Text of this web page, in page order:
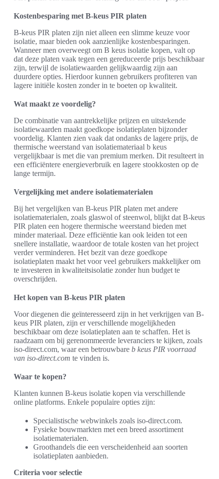
Kostenbesparing met B-keus PIR platen
B-keus PIR platen zijn niet alleen een slimme keuze voor
isolatie, maar bieden ook aanzienlijke kostenbesparingen.
Wanneer men overweegt om B keus isolatie kopen, valt op
dat deze platen vaak tegen een gereduceerde prijs beschikbaar
zijn, terwijl de isolatiewaarden gelijkwaardig zijn aan
duurdere opties. Hierdoor kunnen gebruikers profiteren van
lagere initiële kosten zonder in te boeten op kwaliteit.
Wat maakt ze voordelig?
De combinatie van aantrekkelijke prijzen en uitstekende
isolatiewaarden maakt goedkope isolatieplaten bijzonder
voordelig. Klanten zien vaak dat ondanks de lagere prijs, de
thermische weerstand van isolatiemateriaal b keus
vergelijkbaar is met die van premium merken. Dit resulteert in
een efficiëntere energieverbruik en lagere stookkosten op de
lange termijn.
Vergelijking met andere isolatiematerialen
Bij het vergelijken van B-keus PIR platen met andere
isolatiematerialen, zoals glaswol of steenwol, blijkt dat B-keus
PIR platen een hogere thermische weerstand bieden met
minder materiaal. Deze efficiëntie kan ook leiden tot een
snellere installatie, waardoor de totale kosten van het project
verder verminderen. Het bezit van deze goedkope
isolatieplaten maakt het voor veel gebruikers makkelijker om
te investeren in kwaliteitsisolatie zonder hun budget te
overschrijden.
Het kopen van B-keus PIR platen
Voor diegenen die geïnteresseerd zijn in het verkrijgen van B-
keus PIR platen, zijn er verschillende mogelijkheden
beschikbaar om deze isolatieplaten aan te schaffen. Het is
raadzaam om bij gerenommeerde leveranciers te kijken, zoals
iso-direct.com, waar een betrouwbare b keus PIR voorraad
van iso-direct.com te vinden is.
Waar te kopen?
Klanten kunnen B-keus isolatie kopen via verschillende
online platforms. Enkele populaire opties zijn:
Specialistische webwinkels zoals iso-direct.com.
Fysieke bouwmarkten met een breed assortiment
isolatiematerialen.
Groothandels die een verscheidenheid aan soorten
isolatieplaten aanbieden.
Criteria voor selectie